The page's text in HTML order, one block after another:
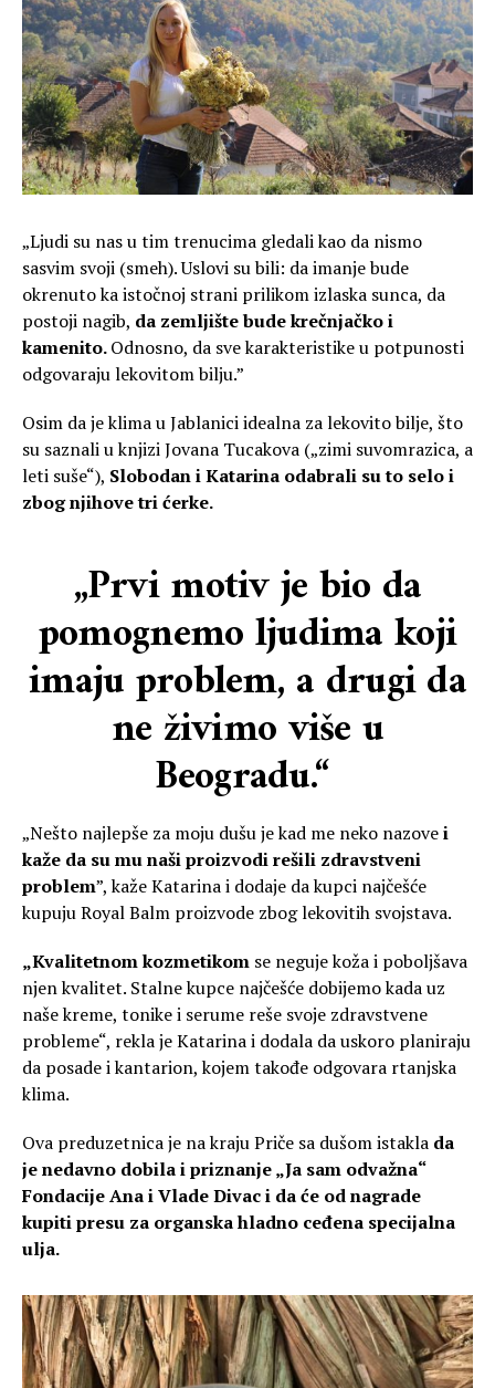
„Ljudi su nas u tim trenucima gledali kao da nismo
sasvim svoji (smeh). Uslovi su bili: da imanje bude
okrenuto ka istočnoj strani prilikom izlaska sunca, da
postoji nagib, da zemljište bude krečnjačko i
kamenito.Odnosno, da sve karakteristike u potpunosti
odgovaraju lekovitom bilju.”
Osim da je klima u Jablanici idealna za lekovito bilje, što
su saznali u knjizi Jovana Tucakova („zimi suvomrazica, a
leti suše“), Slobodan i Katarina odabrali su to selo i
zbog njihove tri ćerke.
„Prvi motiv je bio da
pomognemo ljudima koji
imaju problem, a drugi da
ne živimo više u
Beogradu.“
„Nešto najlepše za moju dušu je kad me neko nazovei
kaže da su mu naši proizvodi rešili zdravstveni
problem”, kaže Katarina i dodaje da kupci najčešće
kupuju Royal Balm proizvode zbog lekovitih svojstava.
„Kvalitetnom kozmetikom se neguje koža i poboljšava
njen kvalitet. Stalne kupce najčešće dobijemo kada uz
naše kreme, tonike i serume reše svoje zdravstvene
probleme“, rekla je Katarina i dodala da uskoro planiraju
da posade i kantarion, kojem takođe odgovara rtanjska
klima.
Ova preduzetnica je na kraju Priče sa dušom istakla da
je nedavno dobila i priznanje „Ja sam odvažna“
Fondacije Ana i Vlade Divac i da će od nagrade
kupiti presu za organska hladno ceđena specijalna
ulja.